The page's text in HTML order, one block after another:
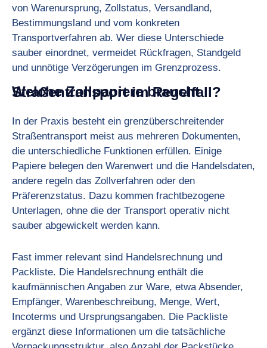
von Warenursprung, Zollstatus, Versandland,
Bestimmungsland und vom konkreten
Transportverfahren ab. Wer diese Unterschiede
sauber einordnet, vermeidet Rückfragen, Standgeld
und unnötige Verzögerungen im Grenzprozess.
Welche Zollpapiere braucht Straßentransport im Regelfall?
In der Praxis besteht ein grenzüberschreitender
Straßentransport meist aus mehreren Dokumenten,
die unterschiedliche Funktionen erfüllen. Einige
Papiere belegen den Warenwert und die Handelsdaten,
andere regeln das Zollverfahren oder den
Präferenzstatus. Dazu kommen frachtbezogene
Unterlagen, ohne die der Transport operativ nicht
sauber abgewickelt werden kann.
Fast immer relevant sind Handelsrechnung und
Packliste. Die Handelsrechnung enthält die
kaufmännischen Angaben zur Ware, etwa Absender,
Empfänger, Warenbeschreibung, Menge, Wert,
Incoterms und Ursprungsangaben. Die Packliste
ergänzt diese Informationen um die tatsächliche